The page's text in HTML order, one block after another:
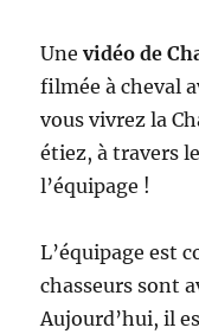
Unevidéo de
filmée à cheval
vous vivrez la
étiez, à travers
l’équipage !
L’équipage est
chasseurs sont
Aujourd’hui, il